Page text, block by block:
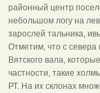
районный центр
небольшом логу на
зарослей тальника,
Отметим, что с севера
Вятского вала,
частности, такие
РТ. На их склонах